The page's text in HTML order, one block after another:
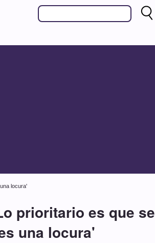
locura'
prioritario es que se
una locura'